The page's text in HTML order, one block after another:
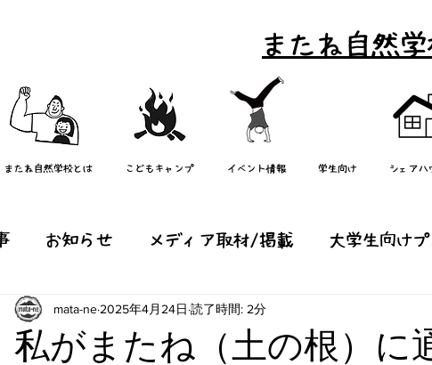
またね自然
またね自然学校とは こどもキャンプ イベント情報 学生向け シェアハ
お知らせ メディア取材/掲載 大学生向け
うちえん『つむぐり』 研修/学校教育
私がまたね（土の根）に
mata-ne 2025年4月24日 読了時間: 2分